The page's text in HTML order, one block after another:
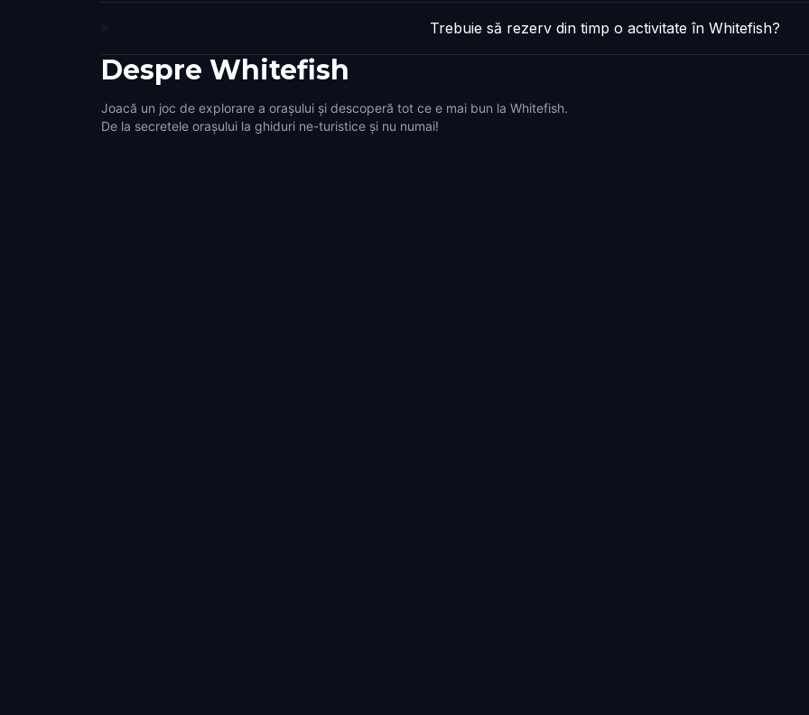
Trebuie să rezerv din timp o activitate în Whitefish?
Despre Whitefish
Joacă un joc de explorare a orașului și descoperă tot ce e mai bun la Whitefish.
De la secretele orașului la ghiduri ne-turistice și nu numai!